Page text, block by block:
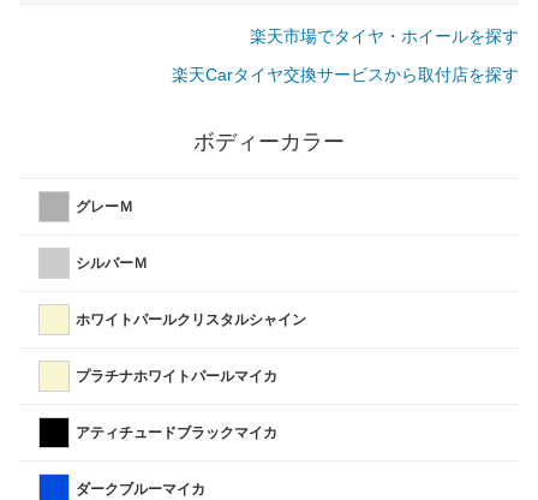
楽天市場でタイヤ・ホイールを探す
楽天Carタイヤ交換サービスから取付店を探す
ボディーカラー
グレーＭ
シルバーＭ
ホワイトパールクリスタルシャイン
プラチナホワイトパールマイカ
アティチュードブラックマイカ
ダークブルーマイカ